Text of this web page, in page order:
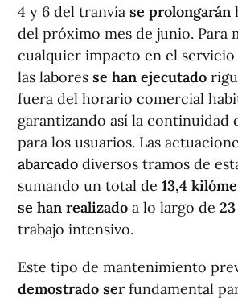
4 y 6 del tranvía se prolongarán
del próximo mes de junio. Para
cualquier impacto en el
las labores se han ejecutado
fuera del horario comercial
garantizando así la continuidad
para los usuarios. Las
abarcado diversos tramos de
sumando un total de 13,4
se han realizado a lo largo de
trabajo intensivo.
Este tipo de mantenimiento
demostrado serfundamental